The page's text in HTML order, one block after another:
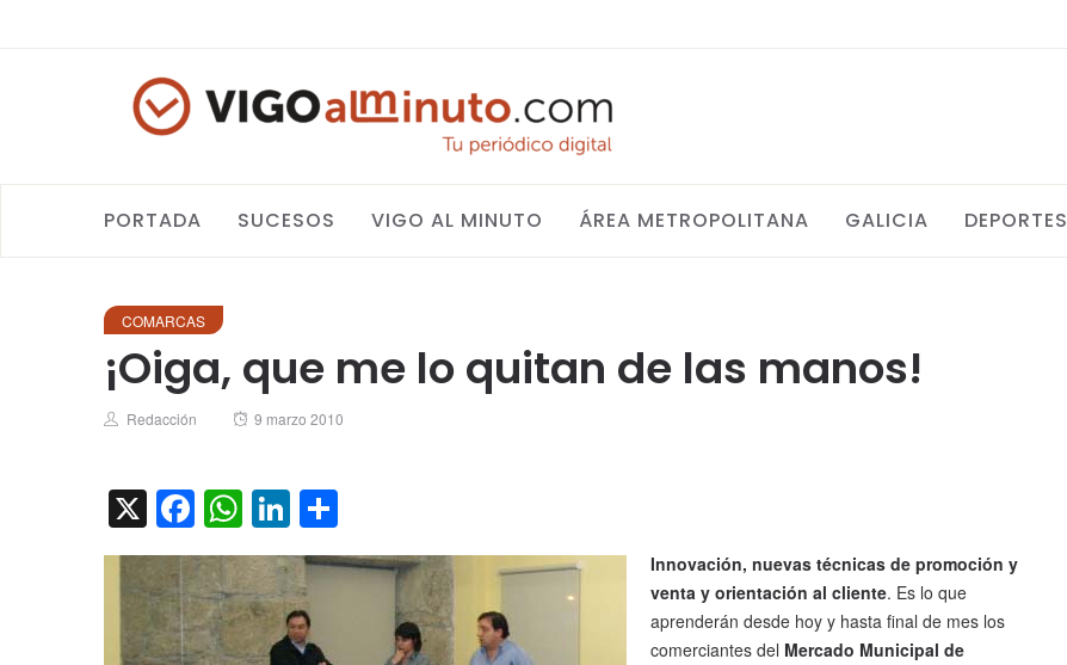
PORTADA SUCESOS VIGO AL MINUTO ÁREA METROPOLITANA GALICIA DEPORTES
COMARCAS
¡Oiga, que me lo quitan de las manos!
Author
Redacción
Posted
9 marzo 2010
X Facebook
WhatsApp
LinkedIn
Innovación, nuevas técnicas de promoción y
venta y orientación al cliente. Es lo que
aprenderán desde hoy y hasta final de mes los
comerciantes del Mercado Municipal de